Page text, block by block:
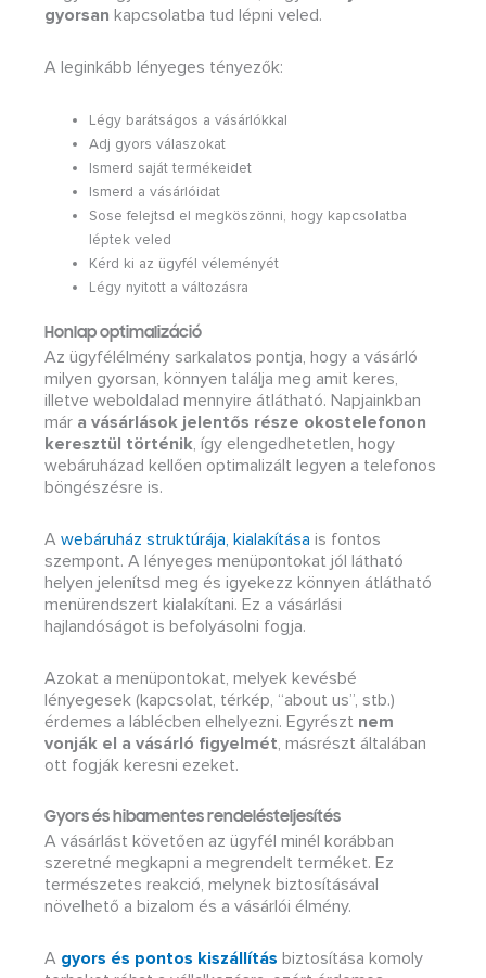
gyorsan kapcsolatba tud lépni veled.
A leginkább lényeges tényezők:
Légy barátságos a vásárlókkal
Adj gyors válaszokat
Ismerd saját termékeidet
Ismerd a vásárlóidat
Sose felejtsd el megköszönni, hogy kapcsolatba
léptek veled
Kérd ki az ügyfél véleményét
Légy nyitott a változásra
Honlap optimalizáció
Az ügyfélélmény sarkalatos pontja, hogy a vásárló
milyen gyorsan, könnyen találja meg amit keres,
illetve weboldalad mennyire átlátható. Napjainkban
már a vásárlások jelentős része okostelefonon
keresztül történik, így elengedhetetlen, hogy
webáruházad kellően optimalizált legyen a telefonos
böngészésre is.
Awebáruház struktúrája, kialakítása is fontos
szempont. A lényeges menüpontokat jól látható
helyen jelenítsd meg és igyekezz könnyen átlátható
menürendszert kialakítani. Ez a vásárlási
hajlandóságot is befolyásolni fogja.
Azokat a menüpontokat, melyek kevésbé
lényegesek (kapcsolat, térkép, “about us”, stb.)
érdemes a láblécben elhelyezni. Egyrészt nem
vonják el a vásárló figyelmét, másrészt általában
ott fogják keresni ezeket.
Gyors és hibamentes rendelésteljesítés
A vásárlást követően az ügyfél minél korábban
szeretné megkapni a megrendelt terméket. Ez
természetes reakció, melynek biztosításával
növelhető a bizalom és a vásárlói élmény.
A gyors és pontos kiszállítás biztosítása komoly